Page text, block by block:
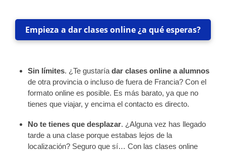
Empieza a dar clases online ¿a qué esperas?
Sin límites. ¿Te gustaríadar clases online a alumnos
de otra provincia o incluso de fuera de Francia? Con el
formato online es posible. Es más barato, ya que no
tienes que viajar, y encima el contacto es directo.
No te tienes que desplazar. ¿Alguna vez has llegado
tarde a una clase porque estabas lejos de la
localización? Seguro que sí… Con las clases online